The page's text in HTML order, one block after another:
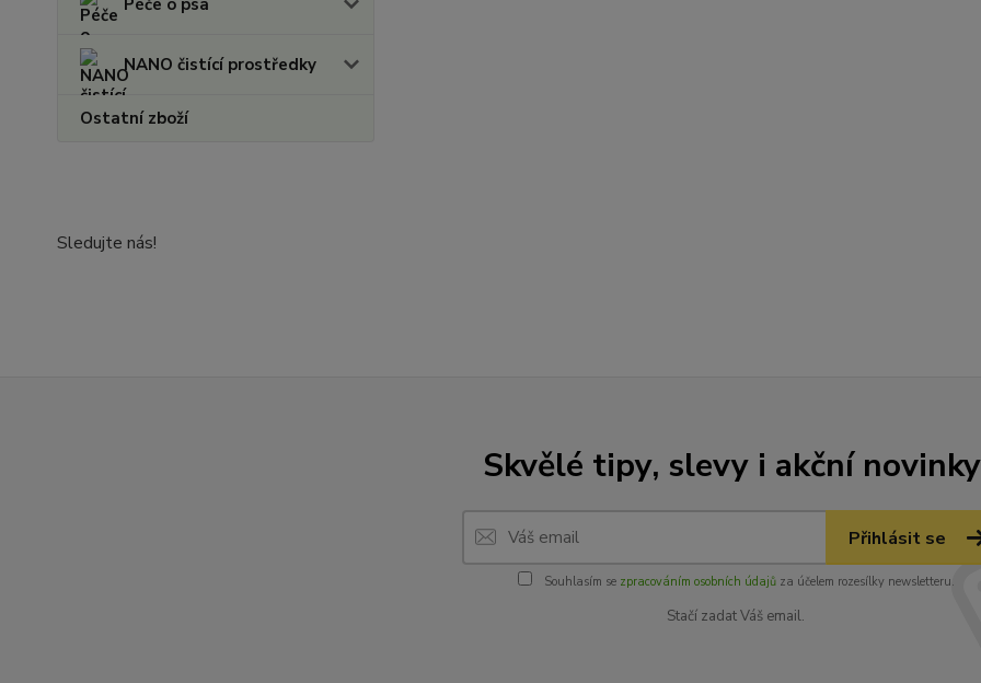
Péče o psa
NANO čistící prostředky
Ostatní zboží
Sledujte nás!
Skvělé tipy, slevy i akční
Přihlásit se
Souhlasím se zpracováním osobních údajůza účelem rozesílky newsletteru.
Stačí zadat Váš email.